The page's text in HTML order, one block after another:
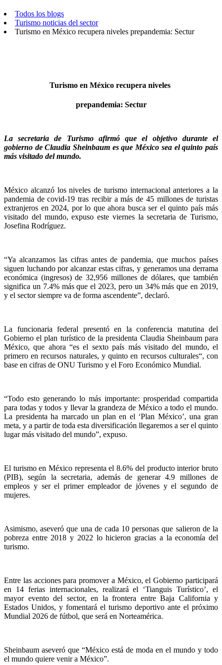
Todos los blogs
Turismo noticias del sector
Turismo en México recupera niveles prepandemia: Sectur
Turismo en México recupera niveles
prepandemia: Sectur
La secretaria de Turismo afirmó que el objetivo durante el
gobierno de Claudia Sheinbaum es que México sea el quinto país
más visitado del mundo.
México alcanzó los niveles de turismo internacional anteriores a la
pandemia de covid-19 tras recibir a más de 45 millones de turistas
extranjeros en 2024, por lo que ahora busca ser el quinto país más
visitado del mundo, expuso este viernes la secretaria de Turismo,
Josefina Rodríguez.
“Ya alcanzamos las cifras antes de pandemia, que muchos países
siguen luchando por alcanzar estas cifras, y generamos una derrama
económica (ingresos) de 32,956 millones de dólares, que también
significa un 7.4% más que el 2023, pero un 34% más que en 2019,
y el sector siempre va de forma ascendente”, declaró.
La funcionaria federal presentó en la conferencia matutina del
Gobierno el plan turístico de la presidenta Claudia Sheinbaum para
México, que ahora “es el sexto país más visitado del mundo, el
primero en recursos naturales, y quinto en recursos culturales“, con
base en cifras de ONU Turismo y el Foro Económico Mundial.
“Todo esto generando lo más importante: prosperidad compartida
para todas y todos y llevar la grandeza de México a todo el mundo.
La presidenta ha marcado un plan en el ‘Plan México’, una gran
meta, y a partir de toda esta diversificación llegaremos a ser el quinto
lugar más visitado del mundo”, expuso.
El turismo en México representa el 8.6% del producto interior bruto
(PIB), según la secretaria, además de generar 4.9 millones de
empleos y ser el primer empleador de jóvenes y el segundo de
mujeres.
Asimismo, aseveró que una de cada 10 personas que salieron de la
pobreza entre 2018 y 2022 lo hicieron gracias a la economía del
turismo.
Entre las acciones para promover a México, el Gobierno participará
en 14 ferias internacionales, realizará el ‘Tianguis Turístico’, el
mayor evento del sector, en la frontera entre Baja California y
Estados Unidos, y fomentará el turismo deportivo ante el próximo
Mundial 2026 de fútbol, que será en Norteamérica.
Sheinbaum aseveró que “México está de moda en el mundo y todo
el mundo quiere venir a México”.